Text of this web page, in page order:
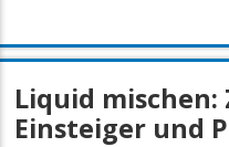
Liquid
Einsteiger und